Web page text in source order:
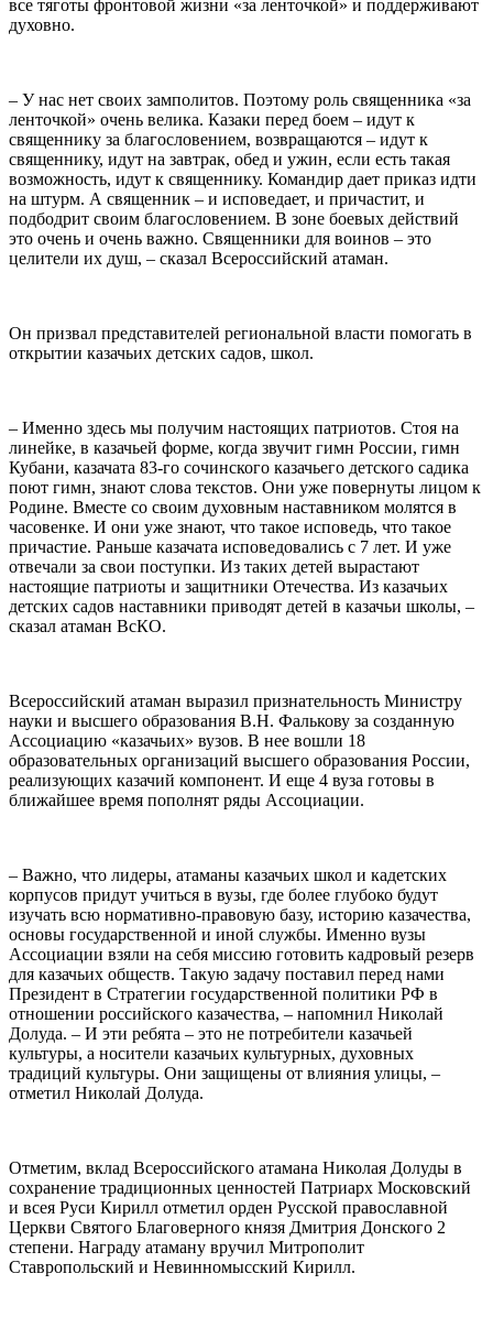
все тяготы фронтовой жизни «за ленточкой» и поддерживают
духовно.
– У нас нет своих замполитов. Поэтому роль священника «за
ленточкой» очень велика. Казаки перед боем – идут к
священнику за благословением, возвращаются – идут к
священнику, идут на завтрак, обед и ужин, если есть такая
возможность, идут к священнику. Командир дает приказ идти
на штурм. А священник – и исповедает, и причастит, и
подбодрит своим благословением. В зоне боевых действий
это очень и очень важно. Священники для воинов – это
целители их душ, – сказал Всероссийский атаман.
Он призвал представителей региональной власти помогать в
открытии казачьих детских садов, школ.
– Именно здесь мы получим настоящих патриотов. Стоя на
линейке, в казачьей форме, когда звучит гимн России, гимн
Кубани, казачата 83-го сочинского казачьего детского садика
поют гимн, знают слова текстов. Они уже повернуты лицом к
Родине. Вместе со своим духовным наставником молятся в
часовенке. И они уже знают, что такое исповедь, что такое
причастие. Раньше казачата исповедовались с 7 лет. И уже
отвечали за свои поступки. Из таких детей вырастают
настоящие патриоты и защитники Отечества. Из казачьих
детских садов наставники приводят детей в казачьи школы, –
сказал атаман ВсКО.
Всероссийский атаман выразил признательность Министру
науки и высшего образования В.Н. Фалькову за созданную
Ассоциацию «казачьих» вузов. В нее вошли 18
образовательных организаций высшего образования России,
реализующих казачий компонент. И еще 4 вуза готовы в
ближайшее время пополнят ряды Ассоциации.
– Важно, что лидеры, атаманы казачьих школ и кадетских
корпусов придут учиться в вузы, где более глубоко будут
изучать всю нормативно-правовую базу, историю казачества,
основы государственной и иной службы. Именно вузы
Ассоциации взяли на себя миссию готовить кадровый резерв
для казачьих обществ. Такую задачу поставил перед нами
Президент в Стратегии государственной политики РФ в
отношении российского казачества, – напомнил Николай
Долуда. – И эти ребята – это не потребители казачьей
культуры, а носители казачьих культурных, духовных
традиций культуры. Они защищены от влияния улицы, –
отметил Николай Долуда.
Отметим, вклад Всероссийского атамана Николая Долуды в
сохранение традиционных ценностей Патриарх Московский
и всея Руси Кирилл отметил орден Русской православной
Церкви Святого Благоверного князя Дмитрия Донского 2
степени. Награду атаману вручил Митрополит
Ставропольский и Невинномысский Кирилл.